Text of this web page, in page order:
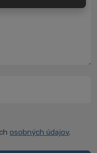
osobných údajov.